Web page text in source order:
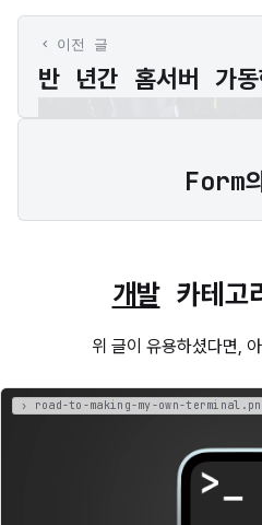
이전 글
반 년간 홈서버 가
Form
개발카테고
위 글이 유용하셨다면,